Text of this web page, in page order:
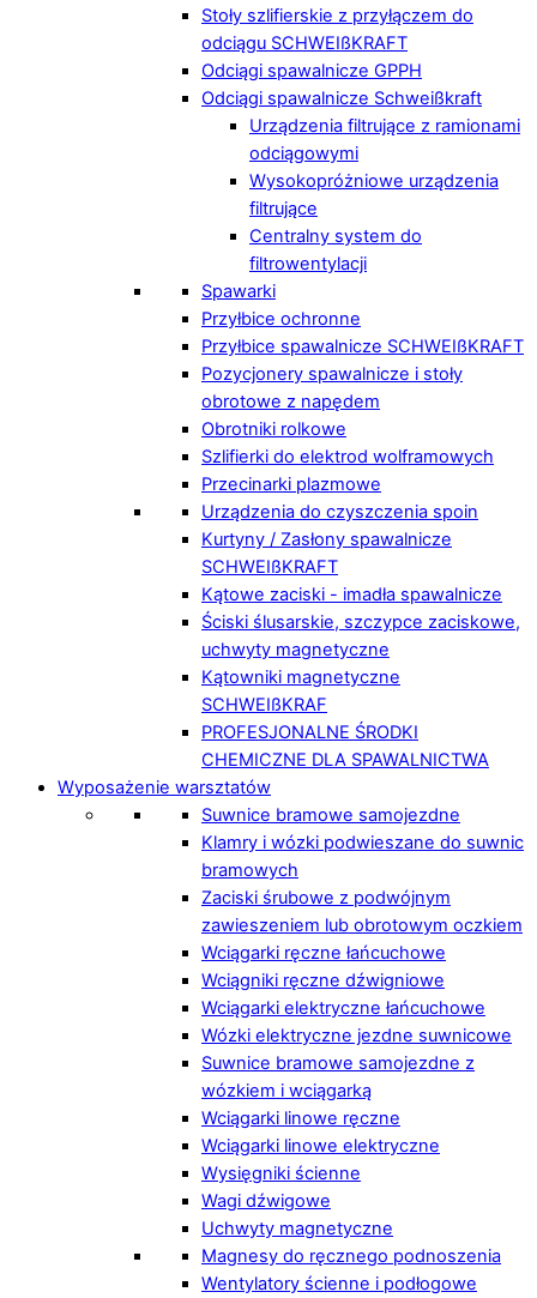
Stoły szlifierskie z przyłączem do
odciągu SCHWEIßKRAFT
Odciągi spawalnicze GPPH
Odciągi spawalnicze Schweißkraft
Urządzenia filtrujące z ramionami
odciągowymi
Wysokopróżniowe urządzenia
filtrujące
Centralny system do
filtrowentylacji
Spawarki
Przyłbice ochronne
Przyłbice spawalnicze SCHWEIßKRAFT
Pozycjonery spawalnicze i stoły
obrotowe z napędem
Obrotniki rolkowe
Szlifierki do elektrod wolframowych
Przecinarki plazmowe
Urządzenia do czyszczenia spoin
Kurtyny / Zasłony spawalnicze
SCHWEIßKRAFT
Kątowe zaciski - imadła spawalnicze
Ściski ślusarskie, szczypce zaciskowe,
uchwyty magnetyczne
Kątowniki magnetyczne
SCHWEIßKRAF
PROFESJONALNE ŚRODKI
CHEMICZNE DLA SPAWALNICTWA
Wyposażenie warsztatów
Suwnice bramowe samojezdne
Klamry i wózki podwieszane do suwnic
bramowych
Zaciski śrubowe z podwójnym
zawieszeniem lub obrotowym oczkiem
Wciągarki ręczne łańcuchowe
Wciągniki ręczne dźwigniowe
Wciągarki elektryczne łańcuchowe
Wózki elektryczne jezdne suwnicowe
Suwnice bramowe samojezdne z
wózkiem i wciągarką
Wciągarki linowe ręczne
Wciągarki linowe elektryczne
Wysięgniki ścienne
Wagi dźwigowe
Uchwyty magnetyczne
Magnesy do ręcznego podnoszenia
Wentylatory ścienne i podłogowe